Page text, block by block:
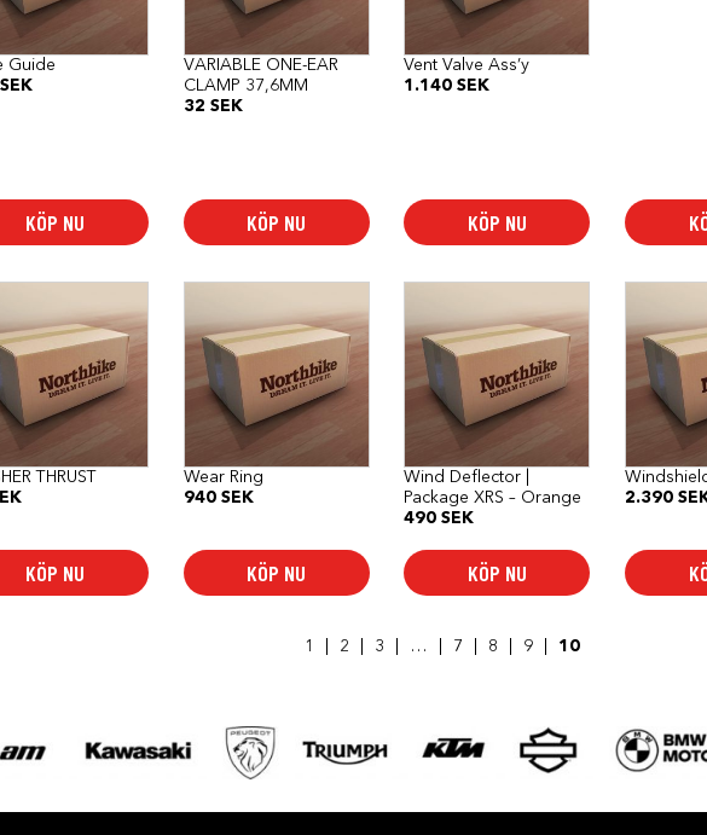
Guide
SEK
KÖP NU
VARIABLE ONE-EAR
CLAMP 37,6MM
32 SEK
KÖP NU
Vent Valve Ass’y
1.140SEK
KÖP NU
THRUST
KÖP NU
Wear Ring
940 SEK
KÖP NU
Wind Deflector |
Package XRS – Orange
490SEK
KÖP NU
2.390
1 2 3 … 7 8 9 10